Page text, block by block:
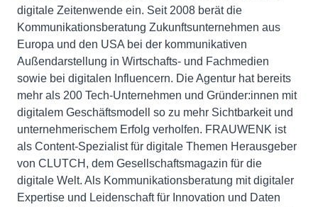
digitale Zeitenwende ein. Seit 2008 berät die
Kommunikationsberatung Zukunftsunternehmen aus
Europa und den USA bei der kommunikativen
Außendarstellung in Wirtschafts- und Fachmedien
sowie bei digitalen Influencern. Die Agentur hat bereits
mehr als 200 Tech-Unternehmen und Gründer:innen mit
digitalem Geschäftsmodell so zu mehr Sichtbarkeit und
unternehmerischem Erfolg verholfen. FRAUWENK ist
als Content-Spezialist für digitale Themen Herausgeber
von CLUTCH, dem Gesellschaftsmagazin für die
digitale Welt. Als Kommunikationsberatung mit digitaler
Expertise und Leidenschaft für Innovation und Daten